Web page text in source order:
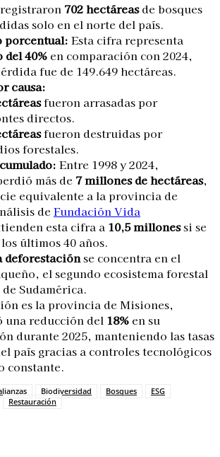
702 hectáreasde bosques
solo en el norte del país.
porcentual: Esta cifra representa
del 40% en comparación con 2024,
fue de 149.649 hectáreas.
causa:
fueron arrasadas por
directos.
fueron destruidas por
forestales.
Entre 1998 y 2024,
más de 7 millones de hectáreas,
equivalente a la provincia de
deFundación Vida
esta cifra a 10,5 millonessi se
últimos 40 años.
deforestaciónse concentra en el
el segundo ecosistema forestal
Sudamérica.
es la provincia de Misiones,
una reducción del 18% en su
durante 2025, manteniendo las tasas
país gracias a controles tecnológicos
constante.
Biodiversidad Bosques
ESG
Restauración